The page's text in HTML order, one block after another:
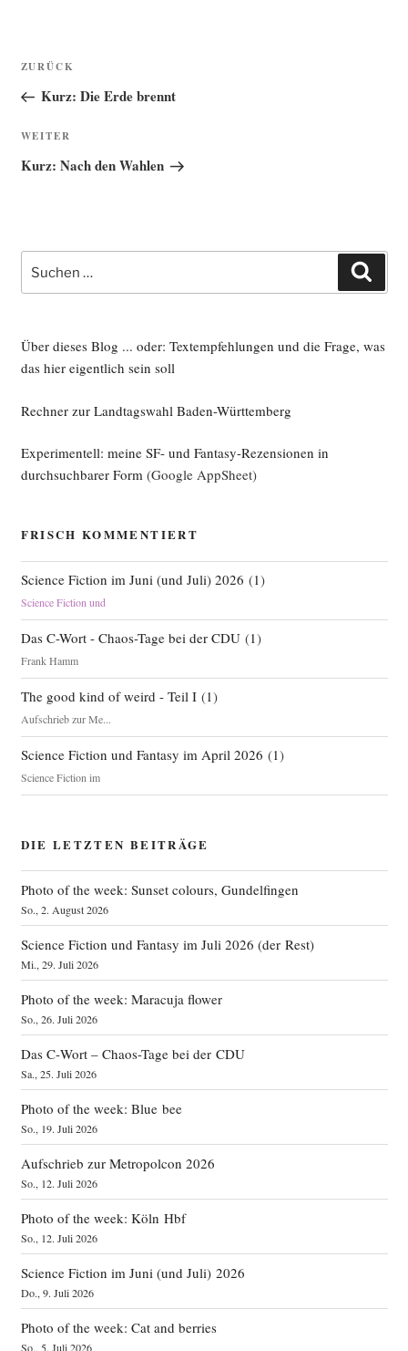
Beitragsnavigation
Vorheriger
Beitrag
ZURÜCK
Kurz: Die Erde brennt
Nächster
Beitrag
WEITER
Kurz: Nach den Wahlen
nach:
Über dieses Blog ... oder: Textempfehlungen und die Frage, was
das hier eigentlich sein soll
Rechner zur Landtagswahl Baden-Württemberg
Experimentell: meine SF- und Fantasy-Rezensionen in
durchsuchbarer Form(Google AppSheet)
FRISCH KOMMENTIERT
Science Fiction im Juni (und Juli) 2026 (1)
Science Fiction und
Das C-Wort - Chaos-Tage bei der CDU(1)
Frank Hamm
The good kind of weird - Teil I(1)
Aufschrieb zur Me...
Science Fiction und Fantasy im April 2026 (1)
Science Fiction im
DIE LETZTEN BEITRÄGE
Photo of the week: Sunset colours, Gundelfingen
So., 2. August 2026
Science Fiction und Fantasy im Juli 2026 (der Rest)
Mi., 29. Juli 2026
Photo of the week: Maracuja flower
So., 26. Juli 2026
Das C‑Wort – Chaos-Tage bei der CDU
Sa., 25. Juli 2026
Photo of the week: Blue bee
So., 19. Juli 2026
Aufschrieb zur Metropolcon 2026
So., 12. Juli 2026
Photo of the week: Köln Hbf
So., 12. Juli 2026
Science Fiction im Juni (und Juli) 2026
Do., 9. Juli 2026
Photo of the week: Cat and berries
So., 5. Juli 2026